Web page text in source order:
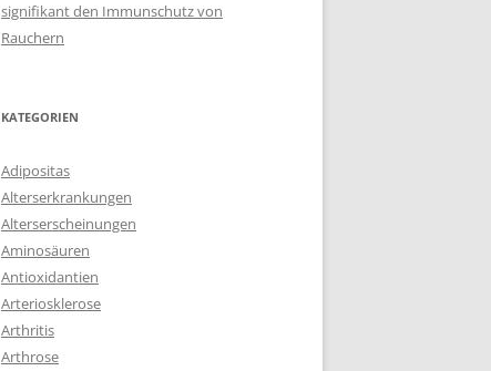
signifikant den Immunschutz von
Rauchern
KATEGORIEN
Adipositas
Alterserkrankungen
Alterserscheinungen
Aminosäuren
Antioxidantien
Arteriosklerose
Arthritis
Arthrose